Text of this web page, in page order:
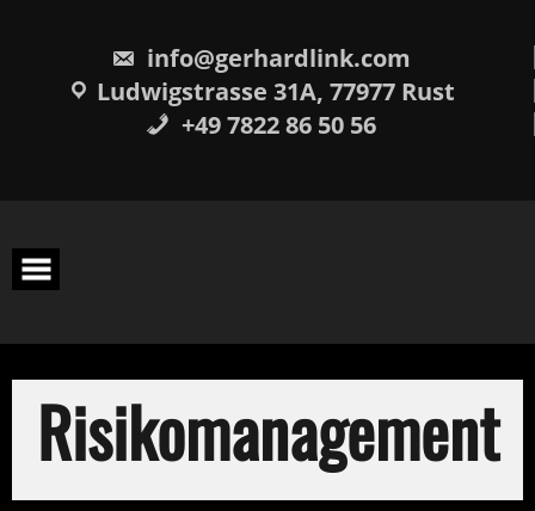
info@gerhardlink.com
Ludwigstrasse 31A, 77977 Rust
+49 7822 86 50 56
Risikomanagement